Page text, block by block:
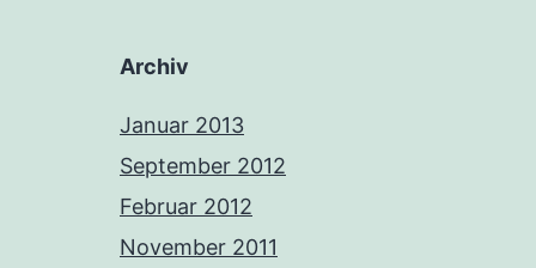
Archiv
Januar 2013
September 2012
Februar 2012
November 2011